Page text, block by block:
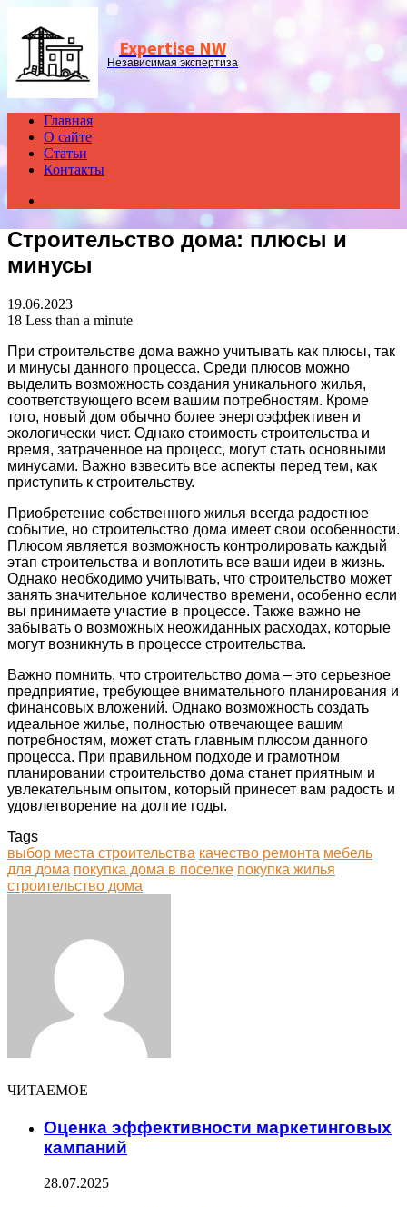
Expertise NW
Независимая экспертиза
Главная
О сайте
Статьи
Контакты
Строительство дома: плюсы и
минусы
19.06.2023
18 Less than a minute
При строительстве дома важно учитывать как плюсы, так
и минусы данного процесса. Среди плюсов можно
выделить возможность создания уникального жилья,
соответствующего всем вашим потребностям. Кроме
того, новый дом обычно более энергоэффективен и
экологически чист. Однако стоимость строительства и
время, затраченное на процесс, могут стать основными
минусами. Важно взвесить все аспекты перед тем, как
приступить к строительству.
Приобретение собственного жилья всегда радостное
событие, но строительство дома имеет свои особенности.
Плюсом является возможность контролировать каждый
этап строительства и воплотить все ваши идеи в жизнь.
Однако необходимо учитывать, что строительство может
занять значительное количество времени, особенно если
вы принимаете участие в процессе. Также важно не
забывать о возможных неожиданных расходах, которые
могут возникнуть в процессе строительства.
Важно помнить, что строительство дома – это серьезное
предприятие, требующее внимательного планирования и
финансовых вложений. Однако возможность создать
идеальное жилье, полностью отвечающее вашим
потребностям, может стать главным плюсом данного
процесса. При правильном подходе и грамотном
планировании строительство дома станет приятным и
увлекательным опытом, который принесет вам радость и
удовлетворение на долгие годы.
Tags
выбор места строительства качество ремонта мебель
для дома покупка дома в поселке покупка жилья
строительство дома
ЧИТАЕМОЕ
Оценка эффективности маркетинговых
кампаний
28.07.2025